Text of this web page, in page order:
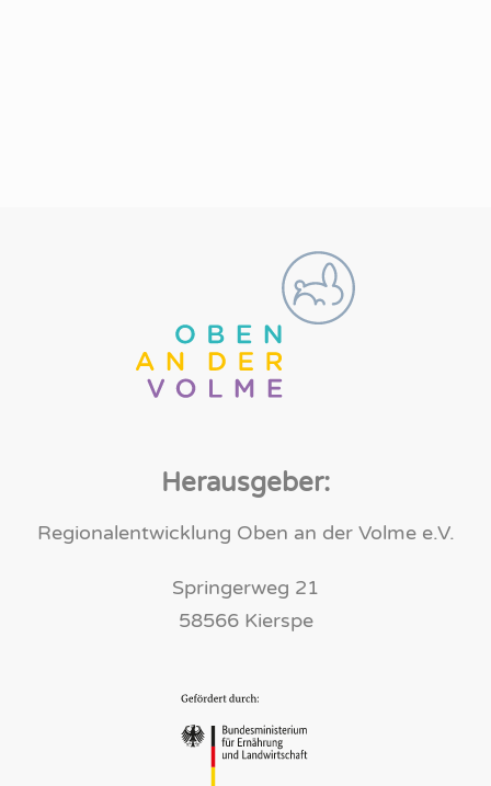
Herausgeber:
Regionalentwicklung Oben an der Volme e.V.
Springerweg 21
58566 Kierspe